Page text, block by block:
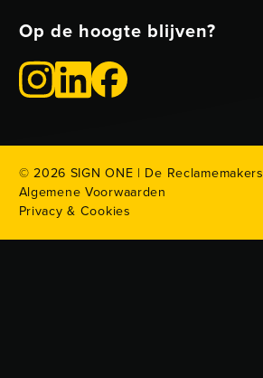
Op de hoogte blijven?
© 2026 SIGN ONE | De Reclamemakers
Algemene Voorwaarden
Privacy & Cookies